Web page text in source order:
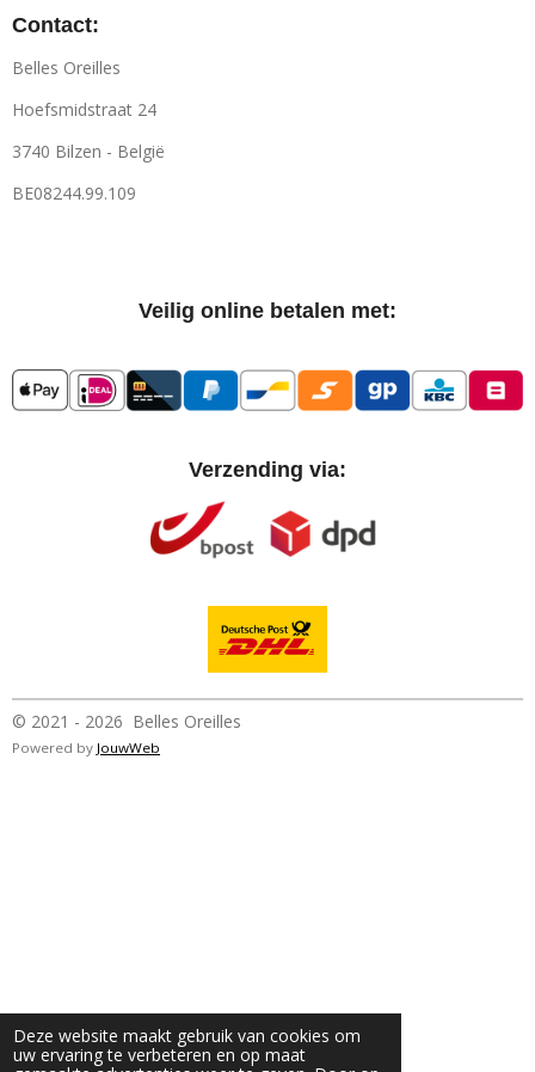
Deze website maakt gebruik van cookies om
uw ervaring te verbeteren en op maat
Contact:
Belles Oreilles
Hoefsmidstraat 24
3740 Bilzen - België
BE08244.99.109
Veilig online betalen met:
Verzending via:
© 2021 - 2026 Belles Oreilles
Powered by JouwWeb